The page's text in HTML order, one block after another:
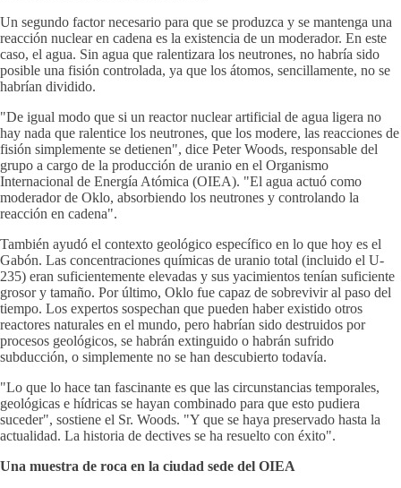
Un segundo factor necesario para que se produzca y se mantenga una
reacción nuclear en cadena es la existencia de un moderador. En este
caso, el agua. Sin agua que ralentizara los neutrones, no habría sido
posible una fisión controlada, ya que los átomos, sencillamente, no se
habrían dividido.
"De igual modo que si un reactor nuclear artificial de agua ligera no
hay nada que ralentice los neutrones, que los modere, las reacciones de
fisión simplemente se detienen", dice Peter Woods, responsable del
grupo a cargo de la producción de uranio en el Organismo
Internacional de Energía Atómica (OIEA). "El agua actuó como
moderador de Oklo, absorbiendo los neutrones y controlando la
reacción en cadena".
También ayudó el contexto geológico específico en lo que hoy es el
Gabón. Las concentraciones químicas de uranio total (incluido el U-
235) eran suficientemente elevadas y sus yacimientos tenían suficiente
grosor y tamaño. Por último, Oklo fue capaz de sobrevivir al paso del
tiempo. Los expertos sospechan que pueden haber existido otros
reactores naturales en el mundo, pero habrían sido destruidos por
procesos geológicos, se habrán extinguido o habrán sufrido
subducción, o simplemente no se han descubierto todavía.
"Lo que lo hace tan fascinante es que las circunstancias temporales,
geológicas e hídricas se hayan combinado para que esto pudiera
suceder", sostiene el Sr. Woods. "Y que se haya preservado hasta la
actualidad. La historia de dectives se ha resuelto con éxito".
Una muestra de roca en la ciudad sede del OIEA